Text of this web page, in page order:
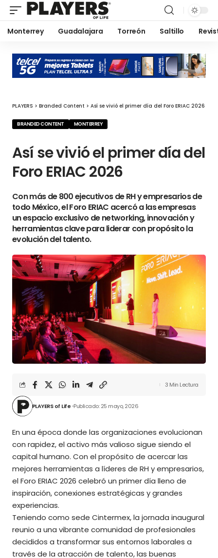
Monterrey Guadalajara Torreón Saltillo
PLAYERS > Branded Content > Así se vivió el primer día del Foro ERIAC 2026
BRANDED CONTENT MONTERREY
Así se vivió el primer día del
Foro ERIAC 2026
Con más de 800 ejecutivos de RH y empresarios de
todo México, el Foro ERIAC acercó a las empresas
un espacio exclusivo de networking, innovación y
herramientas clave para liderar con propósito la
evolución del talento.
PLAYERS of Life Publicado: 25 mayo, 2026
3 Min Lectura
En una época donde las organizaciones evolucionan
con rapidez, el activo más valioso sigue siendo el
capital humano. Con el propósito de acercar las
mejores herramientas a líderes de RH y empresarios,
el Foro ERIAC 2026 celebró un primer día lleno de
inspiración, conexiones estratégicas y grandes
experiencias.
Teniendo como sede Cintermex, la jornada inaugural
reunio a una vibrante comunidad de profesionales
decididos a transformar sus entornos laborales a
través de la atracción de talento, las buenas